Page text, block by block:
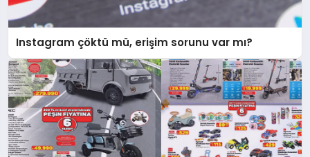
Instagram çöktü mü, erişim sorunu var mı?